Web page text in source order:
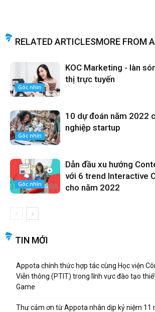
RELATED ARTICLESMORE FROM
Góc nhìn
KOC Marketing - làn
thị trực tuyến
Góc nhìn
10 dự đoán năm 2022
nghiệp startup
Góc nhìn
Dẫn đầu xu hướng
với 6 trend Interactive
cho năm 2022
TIN MỚI
Appota chính thức hợp tác cùng Học viện
Viễn thông (PTIT) trong lĩnh vực đào tạo
Game
Thư cảm ơn từ Appota nhân dịp kỷ niệm 11